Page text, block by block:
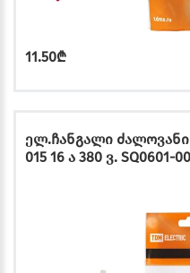
11.50₾
ელ.ჩანგალი ძალოვანი
015 16 ა 380 ვ. SQ0601-